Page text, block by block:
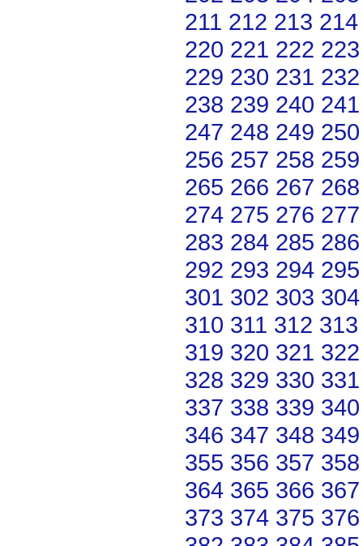
211 212 213 214
220 221 222 223
229 230 231 232
238 239 240 241
247 248 249 250
256 257 258 259
265 266 267 268
274 275 276 277
283 284 285 286
292 293 294 295
301 302 303 304
310 311 312 313
319 320 321 322
328 329 330 331
337 338 339 340
346 347 348 349
355 356 357 358
364 365 366 367
373 374 375 376